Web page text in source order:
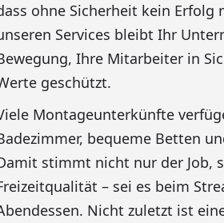
ohne Sicherheit kein Erfolg
Services bleibt Ihr
Ihre Mitarbeiter in
geschützt.
Montageunterkünfte
bequeme Betten
stimmt nicht nur der Job,
– sei es beim
Nicht zuletzt ist